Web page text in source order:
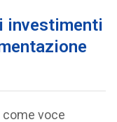
investimenti
come voce